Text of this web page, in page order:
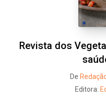
Revista dos
De
Editora: